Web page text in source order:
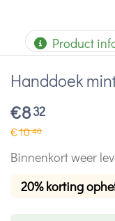
Product
Handdoek
€832
€1040
Binnenkort weer
20% korting